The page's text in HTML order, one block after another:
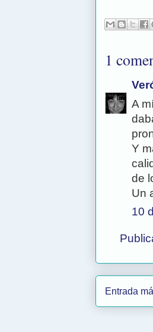
1
A
Y
de
Un
10
Entrada